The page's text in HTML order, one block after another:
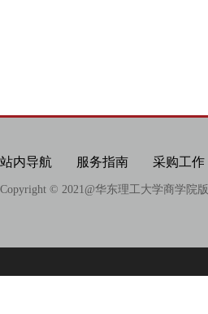
站内导航 服务指南 采购工作
Copyright © 2021@华东理工大学商学院